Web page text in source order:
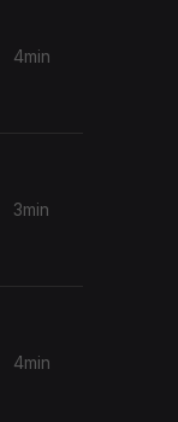
4min
3min
4min